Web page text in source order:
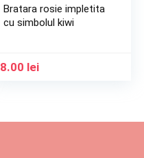
Bratara rosie impletita
cu simbolul kiwi
8.00 lei